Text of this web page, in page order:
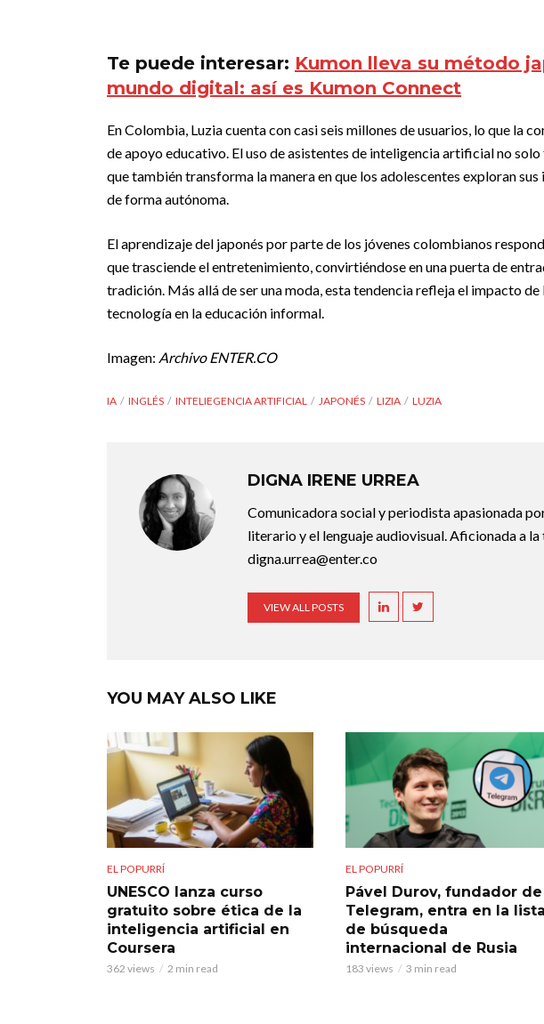
Te puede interesar: Kumon lleva su método
mundo digital: así es Kumon Connect
En Colombia, Luzia cuenta con casi seis millones de usuarios, lo que la
de apoyo educativo. El uso de asistentes de inteligencia artificial no
que también transforma la manera en que los adolescentes exploran
de forma autónoma.
El aprendizaje del japonés por parte de los jóvenes colombianos
que trasciende el entretenimiento, convirtiéndose en una puerta de
tradición. Más allá de ser una moda, esta tendencia refleja el impacto
tecnología en la educación informal.
Imagen: Archivo ENTER.CO
IA INGLÉS INTELIEGENCIA ARTIFICIAL JAPONÉS LIZIA LUZIA
DIGNA IRENE URREA
Comunicadora social y periodista apasionada
literario y el lenguaje audiovisual. Aficionada a
digna.urrea@enter.co
VIEW ALL POSTS
YOU MAY ALSO LIKE
EL POPURRÍ
UNESCO lanza curso
gratuito sobre ética de la
inteligencia artificial en
Coursera
362 views 2 min read
EL POPURRÍ
Pável Durov, fundador de
Telegram, entra en la lista
de búsqueda
internacional de Rusia
183 views 3 min read